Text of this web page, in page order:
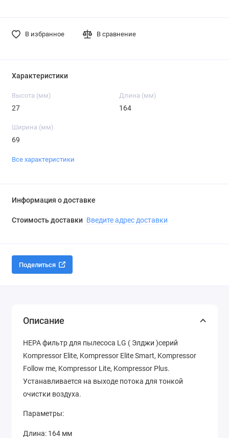
В избранное В сравнение
Характеристики
Высота (мм)
27
Длина (мм)
164
Ширина (мм)
69
Все характеристики
Информация о доставке
Стоимость доставки Введите адрес доставки
Поделиться
Описание
HEPA фильтр для пылесоса LG ( Элджи )серий
Kompressor Elite, Kompressor Elite Smart, Kompressor
Follow me, Kompressor Lite, Kompressor Plus.
Устанавливается на выходе потока для тонкой
очистки воздуха.
Параметры:
Длина: 164 мм